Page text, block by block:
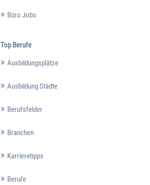
Büro Jobs
Top Berufe
Ausbildungsplätze
Ausbildung Städte
Berufsfelder
Branchen
Karrieretipps
Berufe